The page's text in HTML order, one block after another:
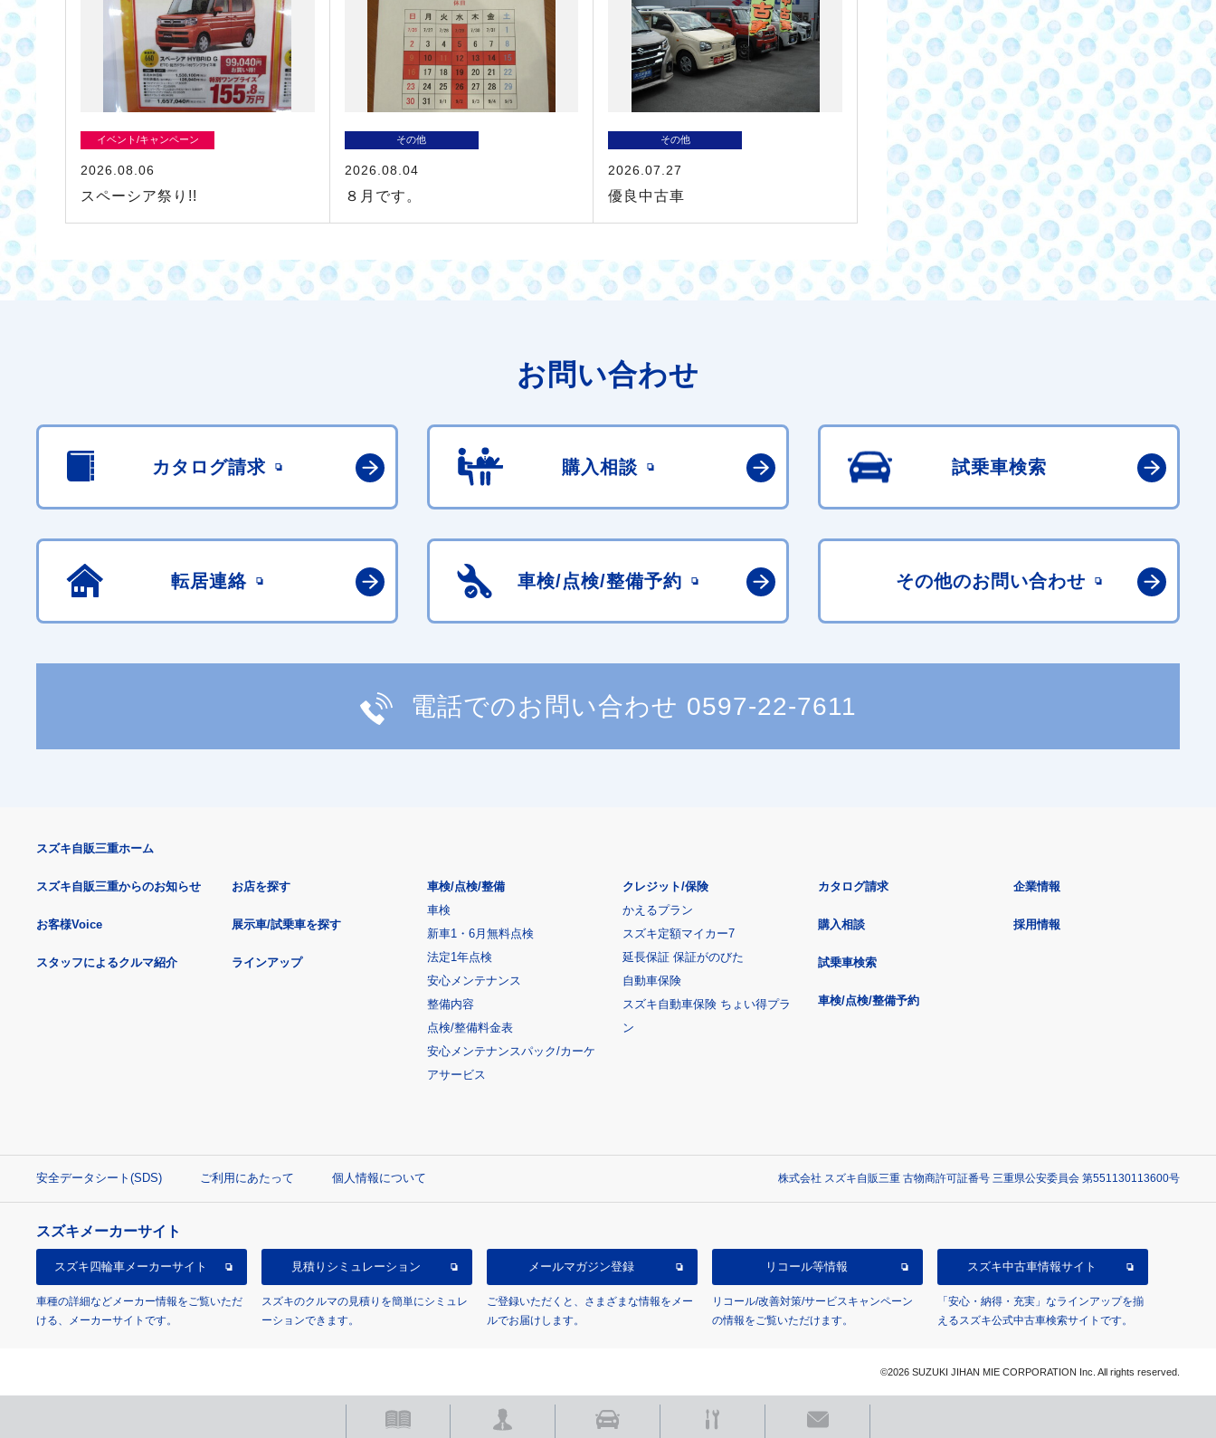
イベント/キャンペーン
2026.08.06
スペーシア祭り!!
その他
2026.08.04
８月です。
その他
2026.07.27
優良中古車
お問い合わせ
カタログ請求 購入相談 試乗車検索
転居連絡 車検/点検/整備予約 その他のお問い合わせ
電話でのお問い合わせ 0597-22-7611
スズキ自販三重ホーム
スズキ自販三重からのお知らせ
お客様Voice
スタッフによるクルマ紹介
お店を探す
展示車/試乗車を探す
ラインアップ
車検/点検/整備
車検
新車1・6月無料点検
法定1年点検
安心メンテナンス
整備内容
点検/整備料金表
安心メンテナンスパック/カーケ
アサービス
クレジット/保険
かえるプラン
スズキ定額マイカー7
延長保証 保証がのびた
自動車保険
スズキ自動車保険 ちょい得プラ
ン
カタログ請求
購入相談
試乗車検索
車検/点検/整備予約
企業情報
採用情報
安全データシート(SDS) ご利用にあたって 個人情報について 株式会社 スズキ自販三重 古物商許可証番号 三重県公安委員会 第551130113600号
スズキメーカーサイト
スズキ四輪車メーカーサイト
車種の詳細などメーカー情報をご覧いただ
ける、メーカーサイトです。
見積り シミュレーション
スズキのクルマの見積りを簡単にシミュレ
ーションできます。
メールマガジン登録
ご登録いただくと、さまざまな情報をメー
ルでお届けします。
リコール等情報
リコール/改善対策/サービスキャンペーン
の情報をご覧いただけます。
スズキ中古車情報サイト
「安心・納得・充実」なラインアップを揃
えるスズキ公式中古車検索サイトです。
©2026 SUZUKI JIHAN MIE CORPORATION Inc. All rights reserved.